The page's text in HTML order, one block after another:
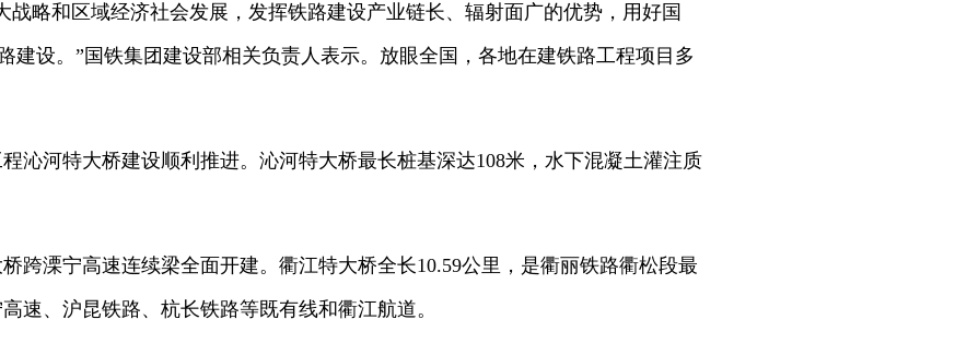
战略和区域经济社会发展，发挥铁路建设产业链长、辐射面广的优势，用好国
建设。”国铁集团建设部相关负责人表示。放眼全国，各地在建铁路工程项目多
沁河特大桥建设顺利推进。沁河特大桥最长桩基深达108米，水下混凝土灌注质
跨溧宁高速连续梁全面开建。衢江特大桥全长10.59公里，是衢丽铁路衢松段最
速、沪昆铁路、杭长铁路等既有线和衢江航道。